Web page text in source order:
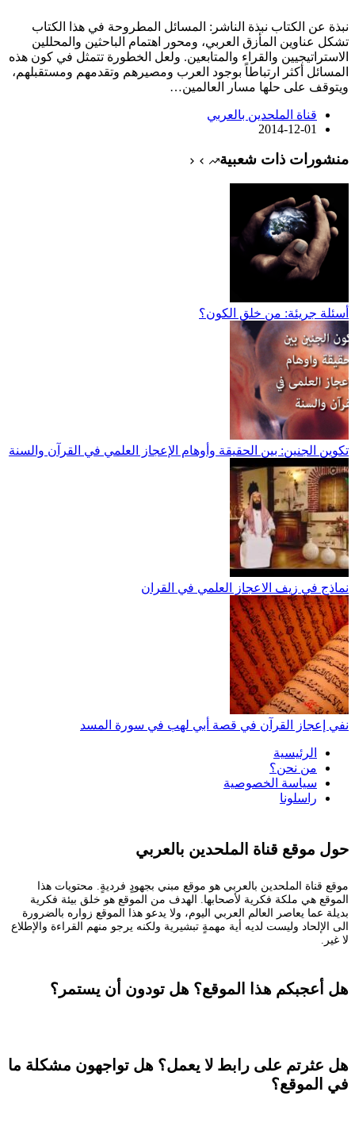
نبذة عن الكتاب نبذة الناشر: المسائل المطروحة في هذا الكتاب
تشكل عناوين المأزق العربي، ومحور اهتمام الباحثين والمحللين
الاستراتيجيين والقراء والمتابعين. ولعل الخطورة تتمثل في كون هذه
المسائل أكثر ارتباطاً بوجود العرب ومصيرهم وتقدمهم ومستقبلهم،
ويتوقف على حلها مسار العالمين…
قناة الملحدين بالعربي
2014-12-01
منشورات ذات شعبية
أسئلة جريئة: من خلق الكون؟
تكوين الجنين: بين الحقيقة وأوهام الإعجاز العلمي في القرآن والسنة
نماذج في زيف الاعجاز العلمي في القران
نفي إعجاز القرآن في قصة أبي لهب في سورة المسد
الرئيسية
من نحن؟
سياسة الخصوصية
راسلونا
حول موقع قناة الملحدين بالعربي
موقع قناة الملحدين بالعربي هو موقع مبني بجهودٍ فرديةٍ. محتويات هذا
الموقع هي ملكة فكرية لأصحابها. الهدف من الموقع هو خلق بيئة فكرية
بديلة عما يعاصر العالم العربي اليوم، ولا يدعو هذا الموقع زواره بالضرورة
الى الإلحاد وليست لديه أية مهمةٍ تبشيرية ولكنه يرجو منهم القراءة والإطلاع
لا غير.
هل أعجبكم هذا الموقع؟ هل تودون أن يستمر؟
هل عثرتم على رابط لا يعمل؟ هل تواجهون مشكلة ما
في الموقع؟